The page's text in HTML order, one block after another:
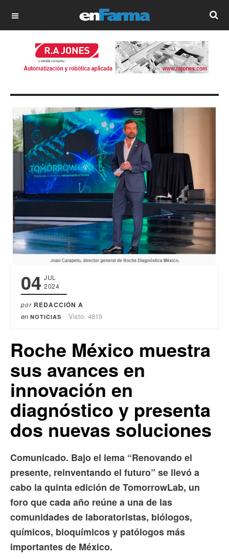
OFF CANVAS
04 JUL
2024
por REDACCIÓN A
en NOTICIAS Visto: 4819
Roche México muestra
sus avances en
innovación en
diagnóstico y presenta
dos nuevas soluciones
Comunicado. Bajo el lema “Renovando el
presente, reinventando el futuro” se llevó a
cabo la quinta edición de TomorrowLab, un
foro que cada año reúne a una de las
comunidades de laboratoristas, biólogos,
químicos, bioquímicos y patólogos más
importantes de México.